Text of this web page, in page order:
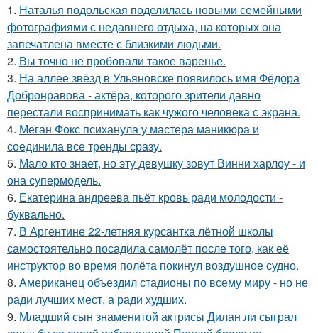
1. Наталья подольская поделилась новыми семейными
фотографиями с недавнего отдыха, на которых она
запечатлена вместе с близкими людьми.
2. Вы точно не пробовали такое варенье.
3. На аллее звёзд в Ульяновске появилось имя Фёдора
Добронравова - актёра, которого зрители давно
перестали воспринимать как чужого человека с экрана.
4. Меган Фокс психанула у мастера маникюра и
соединила все тренды сразу.
5. Мало кто знает, но эту девушку зовут Винни харлоу - и
она супермодель.
6. Екатерина андреева пьёт кровь ради молодости -
буквально.
7. В Аргентине 22-летняя курсантка лётной школы
самостоятельно посадила самолёт после того, как её
инструктор во время полёта покинул воздушное судно.
8. Американец объездил стадионы по всему миру - но не
ради лучших мест, а ради худших.
9. Младший сын знаменитой актрисы Дилан ли сыграл